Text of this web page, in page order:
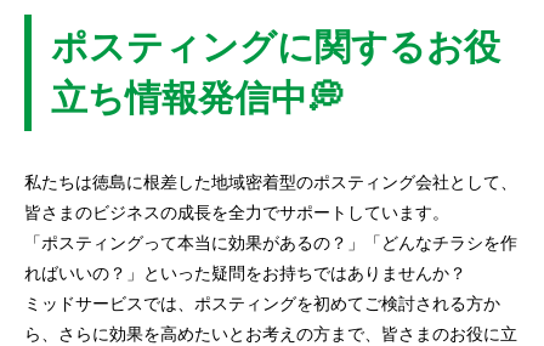
ポスティングに関するお役
立ち情報発信中💭
私たちは徳島に根差した地域密着型のポスティング会社として、
皆さまのビジネスの成長を全力でサポートしています。
「ポスティングって本当に効果があるの？」「どんなチラシを作
ればいいの？」といった疑問をお持ちではありませんか？
ミッドサービスでは、ポスティングを初めてご検討される方か
ら、さらに効果を高めたいとお考えの方まで、皆さまのお役に立